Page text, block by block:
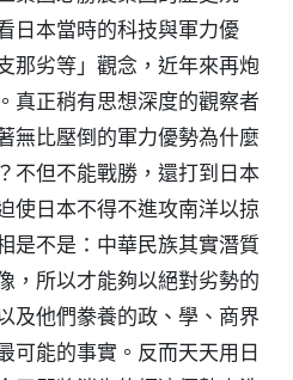
日本當時的科技與軍力優
那劣等」觀念，近年來再炮
真正稍有思想深度的觀察者
無比壓倒的軍力優勢為什麼
不但不能戰勝，還打到日本
使日本不得不進攻南洋以掠
是不是：中華民族其實潛質
，所以才能夠以絕對劣勢的
及他們豢養的政、學、商界
可能的事實。反而天天用日